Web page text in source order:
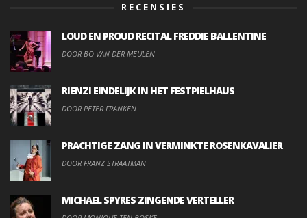
RECENSIES
LOUD EN PROUD RECITAL FREDDIE BALLENTINE
DOOR BO VAN DER MEULEN
RIENZI EINDELIJK IN HET FESTPIELHAUS
DOOR PETER FRANKEN
PRACHTIGE ZANG IN VERMINKTE ROSENKAVALIER
DOOR FRANZ STRAATMAN
MICHAEL SPYRES ZINGENDE VERTELLER